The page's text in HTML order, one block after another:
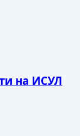
на ИСУЛ